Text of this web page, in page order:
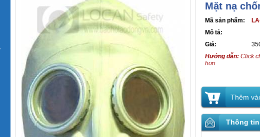
Mặt nạ
Mã sản phẩm:
Mô tả:
Giá:
Hướng dẫn: Click
hơn
Thêm
Thông